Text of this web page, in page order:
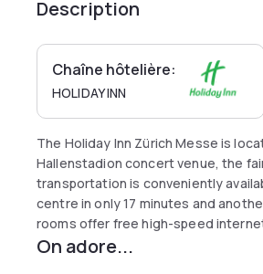
Description
Chaîne hôtelière:
HOLIDAY INN
The Holiday Inn Zürich Messe is located between the
Hallenstadion concert venue, the
transportation is conveniently available in front of the hotel, with a
centre in only 17 minutes and another one taking you to the
rooms offer free high-speed
screen TVs and a large work desk
On adore...